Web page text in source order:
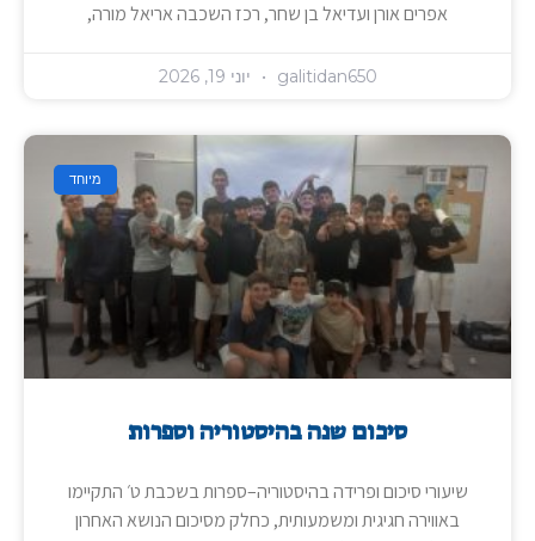
אפרים אורן ועדיאל בן שחר, רכז השכבה אריאל מורה,
galitidan650 יוני 19, 2026
מיוחד
סיכום שנה בהיסטוריה וספרות
שיעורי סיכום ופרידה בהיסטוריה–ספרות בשכבת ט׳ התקיימו
באווירה חגיגית ומשמעותית, כחלק מסיכום הנושא האחרון